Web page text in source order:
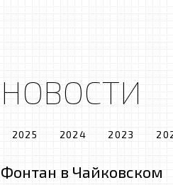
НОВОСТИ
2025 2024 2023
Фонтан в Чайковском